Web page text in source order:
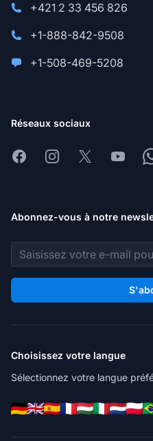
+421 2 33 456 826
+1-888-842-9508
+1-508-469-5208
Réseaux sociaux
FacebookInstagram
X Youtube
Abonnez-vous à notre
Adresse e-mail
Choisissez votre langue
Sélectionnez votre langue